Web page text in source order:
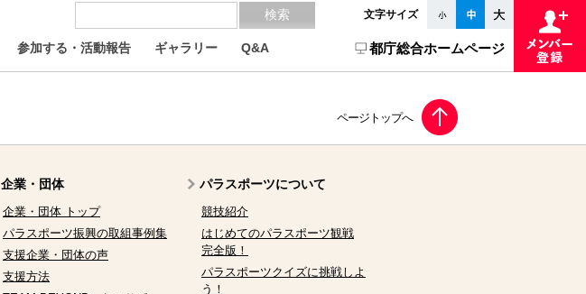
文字サイズ
参加する・活動報告 ギャラリー Q&A 都庁総合ホームページ
企業・団体
企業・団体 トップ
パラスポーツ振興の取組事例集
支援企業・団体の声
支援方法
パラスポーツについて
競技紹介
はじめてのパラスポーツ観戦
完全版！
パラスポーツクイズに挑戦しよ
う！